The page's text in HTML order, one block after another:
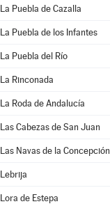
La Puebla de Cazalla
La Puebla de los Infantes
La Puebla del Río
La Rinconada
La Roda de Andalucía
Las Cabezas de San Juan
Las Navas de la Concepción
Lebrija
Lora de Estepa